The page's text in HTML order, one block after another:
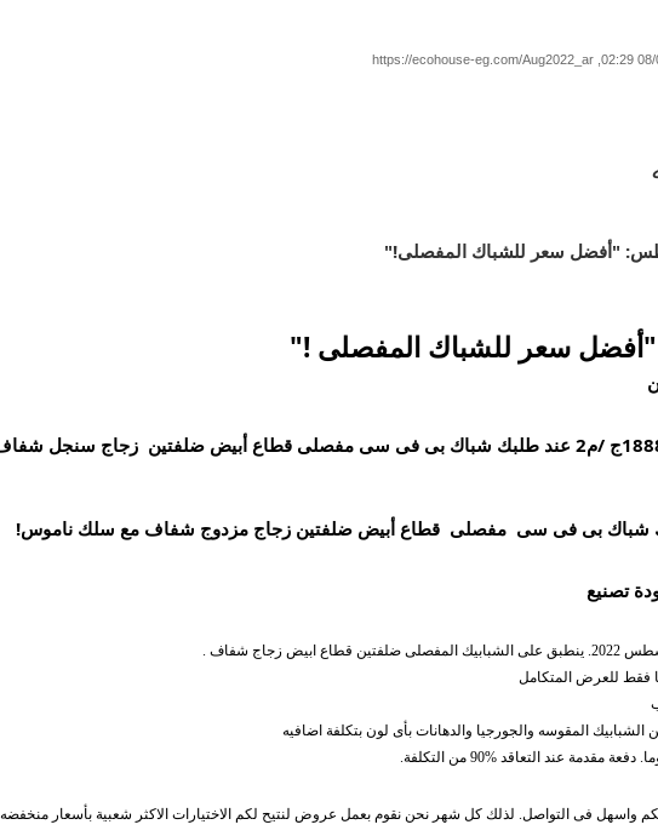
08/08/2026
سعر للشباك المفصلى !"
تصنيع
زجاج شفاف .
فقط للعرض المتكامل
المقوسه والجورجيا والدهانات بأى لون بتكلفة اضافيه
واسهل فى التواصل. لذلك كل شهر نحن نقوم بعمل عروض لنتيح لكم الاختيارات الاكثر شعبية بأسعار منخفضه